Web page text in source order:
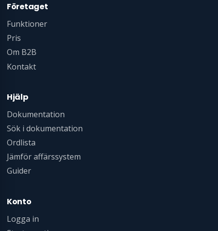
Företaget
Funktioner
Pris
Om B2B
Kontakt
Hjälp
Dokumentation
Sök i dokumentation
Ordlista
Jämför affärssystem
Guider
Konto
Logga in